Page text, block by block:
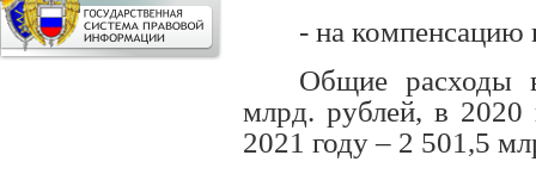
- на
Общие расходы
млрд. рублей, в
2021 году – 2 501,5